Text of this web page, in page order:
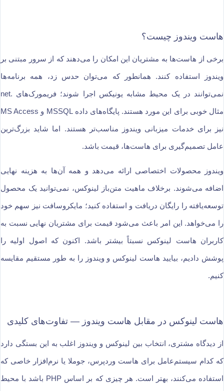
هاست ویندوز چیست؟
برخی از هاست‌ها به مشتریان این امکان را می‌دهند که از سرور مبتنی بر
ویندوز استفاده کنند. همانطور که می‌توان حدس زد، همه برنامه‌ها
نمی‌توانند در یک محیط مشابه یونیکس اجرا شوند؛ فریمورک‌های .net
مثال خوبی برای این مورد هستند. پایگاه‌های داده MSSQL و MS Access
نیز برای خدمات میزبانی ویندوز مناسب‌تر هستند. اما شاید بزرگ‌ترین
عامل تصمیم‌گیری برای هاست‌ها، قیمت باشد.
ویندوز محصولات اختصاصی ارائه می‌دهد و همه آن‌ها به هزینه نهایی
اضافه می‌شوند. برخلاف ماهیت متن‌باز لینوکس، نمی‌توانید یک محصول
توسعه‌یافته را رایگان دریافت و استفاده کنید؛ مایکروسافت نیز سهم خود
را می‌خواهد. این امر باعث می‌شود قیمت برای مشتریان نهایی نسبت به
کاربران هاست لینوکس نسبتاً بیشتر باشد. اکنون که اصول اولیه را
پوشش دادیم، بیایید هاست لینوکس و ویندوز را به طور مستقیم مقایسه
کنیم.
هاست لینوکس در مقابل هاست ویندوز — تفاوت‌های کلیدی
از دیدگاه مشتری، انتخاب بین لینوکس و ویندوز اغلب به این بستگی دارد
که کدام سیستم‌عامل برای هاست وردپرس، جوملا یا نرم‌افزار خاصی که
استفاده می‌کنند، بهتر است. هر چیزی که بر اساس PHP باشد با محیط